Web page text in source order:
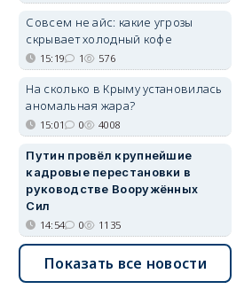
Совсем не айс: какие угрозы
скрывает холодный кофе
15:19 1 576
На сколько в Крыму установилась
аномальная жара?
15:01 0 4008
Путин провёл крупнейшие
кадровые перестановки в
руководстве Вооружённых
Сил
14:54 0 1135
Показать все новости